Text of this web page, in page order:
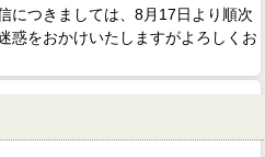
につきましては、8月17日より順次
惑をおかけいたしますがよろしくお